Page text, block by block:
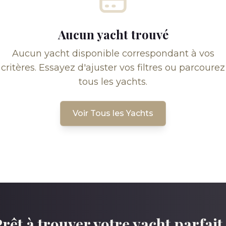
Aucun yacht trouvé
Aucun yacht disponible correspondant à vos
critères. Essayez d'ajuster vos filtres ou parcourez
tous les yachts.
Voir Tous les Yachts